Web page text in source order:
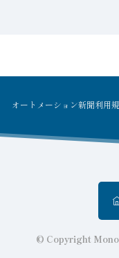
オートメーション新聞利用
© Copyright